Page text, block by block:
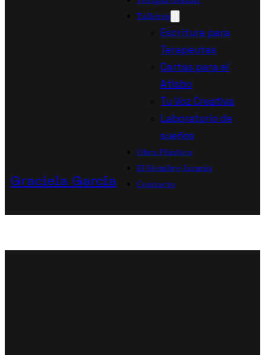
Graciela García
Talleres
Escritura para
Terapeutas
Cartas para el
Atisbo
Tu Voz Creativa
Laboratorio de
sueños
Obra Plástica
El Hombre Jazmín
Contacto